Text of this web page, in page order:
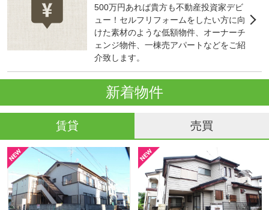
500万円あれば貴方も不動産投資家デビ
ュー！セルフリフォームをしたい方に向
けた素材のような低額物件、オーナーチ
ェンジ物件、一棟売アパートなどをご紹
介致します。
新着物件
賃貸 売買